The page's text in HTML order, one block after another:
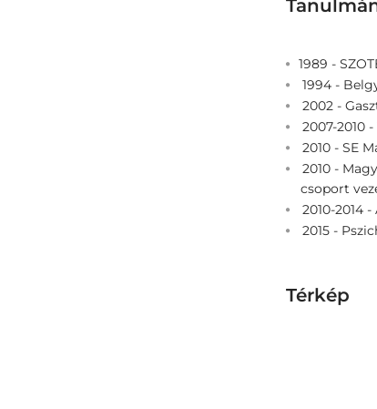
1989 -
1994 -
2002 -
2007-2010
2010 - SE
2010 -
csoport
2010-2014
2015 -
Térkép